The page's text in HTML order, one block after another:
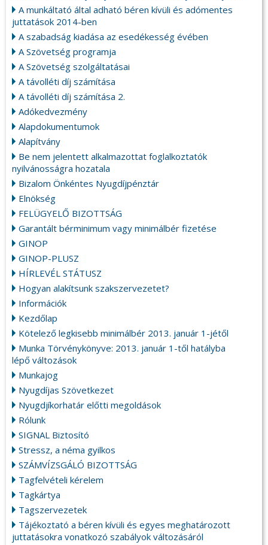
A munkáltató által adható béren kívüli és adómentes
juttatások 2014-ben
A szabadság kiadása az esedékesség évében
A Szövetség programja
A Szövetség szolgáltatásai
A távolléti díj számítása
A távolléti díj számítása 2.
Adókedvezmény
Alapdokumentumok
Alapítvány
Be nem jelentett alkalmazottat foglalkoztatók
nyilvánosságra hozatala
Bizalom Önkéntes Nyugdíjpénztár
Elnökség
FELÜGYELŐ BIZOTTSÁG
Garantált bérminimum vagy minimálbér fizetése
GINOP
GINOP-PLUSZ
HÍRLEVÉL STÁTUSZ
Hogyan alakítsunk szakszervezetet?
Információk
Kezdőlap
Kötelező legkisebb minimálbér 2013. január 1-jétől
Munka Törvénykönyve: 2013. január 1-től hatályba
lépő változások
Munkajog
Nyugdíjas Szövetkezet
Nyugdjíkorhatár előtti megoldások
Rólunk
SIGNAL Biztosító
Stressz, a néma gyilkos
SZÁMVÍZSGÁLÓ BIZOTTSÁG
Tagfelvételi kérelem
Tagkártya
Tagszervezetek
Tájékoztató a béren kívüli és egyes meghatározott
juttatásokra vonatkozó szabályok változásáról